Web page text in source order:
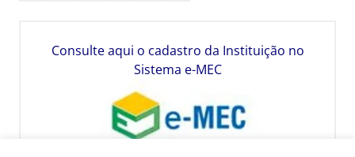
Consulte aqui o cadastro da Instituição no
Sistema e-MEC